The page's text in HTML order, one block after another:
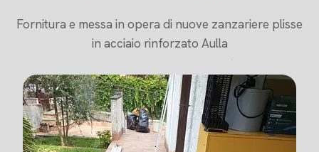
Fornitura e messa in opera di nuove zanzariere plisse
in acciaio rinforzato Aulla